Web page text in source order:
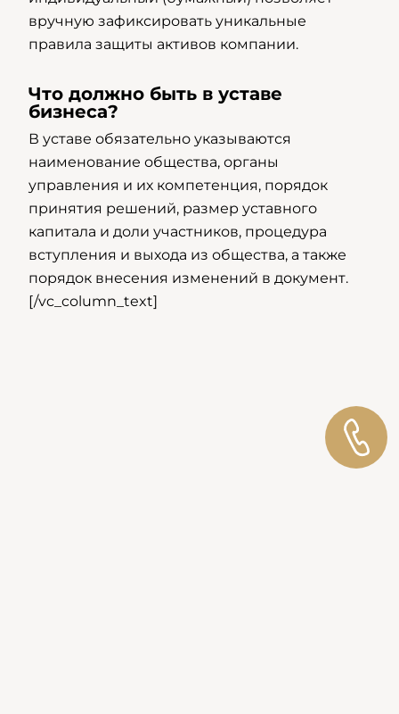
вручную зафиксировать уникальные
правила защиты активов компании.
Что должно быть в уставе
бизнеса?
В уставе обязательно указываются
наименование общества, органы
управления и их компетенция, порядок
принятия решений, размер уставного
капитала и доли участников, процедура
вступления и выхода из общества, а также
порядок внесения изменений в документ.
[/vc_column_text]